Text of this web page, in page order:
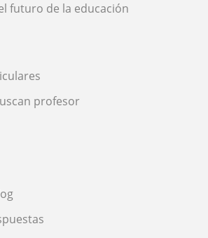
futuro de la educación
profesor